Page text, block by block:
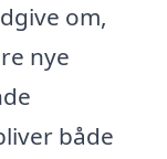
om,
nye
både